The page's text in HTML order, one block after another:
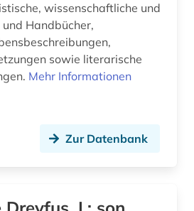
divina commedia (2)
dokumentarfilm (1)
wissenschaftliche und
Handbücher,
sowie literarische
Mehr Informationen
Zur Datenbank